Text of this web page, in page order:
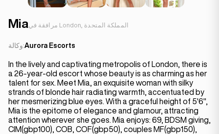
Mia مرافقة في London, المملكة المتحدة
وكالة:Aurora Escorts
In the lively and captivating metropolis of London, there is
a 26-year-old escort whose beauty is as charming as her
talent for sex. Meet Mia, an exquisite woman with silky
strands of blonde hair radiating warmth, accentuated by
her mesmerizing blue eyes. With a graceful height of 5'6",
Mia is the epitome of elegance and glamour, attracting
attention wherever she goes. Mia enjoys: 69, BDSM giving,
CIM(gbp100), COB, COF(gbp50), couples MF(gbp150),